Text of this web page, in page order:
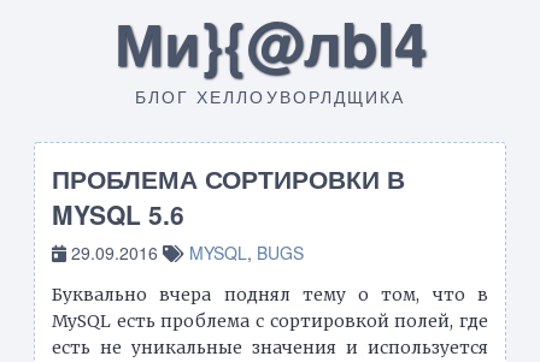
Ми}{@лbI4
БЛОГ ХЕЛЛОУВОРЛДЩИКА
ПРОБЛЕМА СОРТИРОВКИ В
MYSQL 5.6
29.09.2016 MYSQL, BUGS
Буквально вчера поднял тему о том, что в
MySQL есть проблема с сортировкой полей, где
есть не уникальные значения и используется